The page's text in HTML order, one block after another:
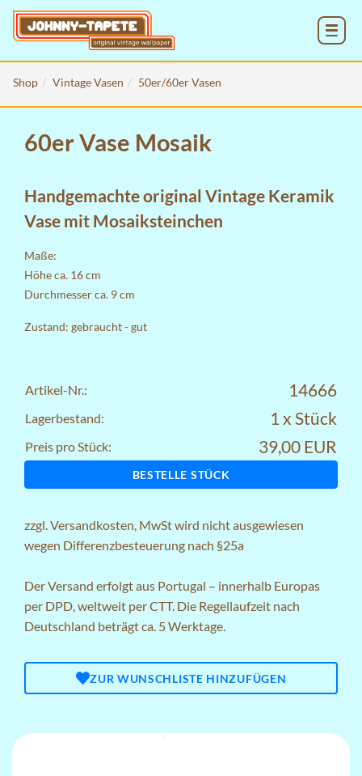
Shop Vintage Vasen 50er/60er Vasen
60er Vase Mosaik
Handgemachte original Vintage Keramik
Vase mit Mosaiksteinchen
Maße:
Höhe ca. 16 cm
Durchmesser ca. 9 cm
Zustand: gebraucht - gut
Artikel-Nr.: 14666
Lagerbestand: 1 x Stück
Preis pro Stück: 39,00 EUR
BESTELLE STÜCK
zzgl.Versandkosten, MwSt wird nicht ausgewiesen
wegen Differenzbesteuerung nach §25a
Der Versand erfolgt aus Portugal – innerhalb Europas
per DPD, weltweit per CTT. Die Regellaufzeit nach
Deutschland beträgt ca. 5 Werktage.
ZUR WUNSCHLISTE HINZUFÜGEN